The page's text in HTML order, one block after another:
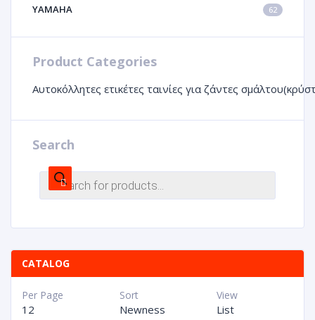
YAMAHA 62
Product Categories
Αυτοκόλλητες ετικέτες ταινίες για ζάντες
Search
CATALOG
View
List
Sort
Newness
Per Page
12